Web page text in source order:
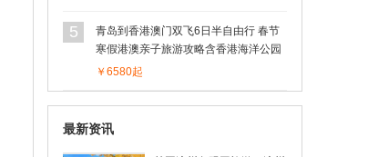
5
青岛到香港澳门双飞6日半自由行 春节
寒假港澳亲子旅游攻略含香港海洋公园
门票，港澳各一天自由活动畅玩香港迪
￥6580起
最新资讯